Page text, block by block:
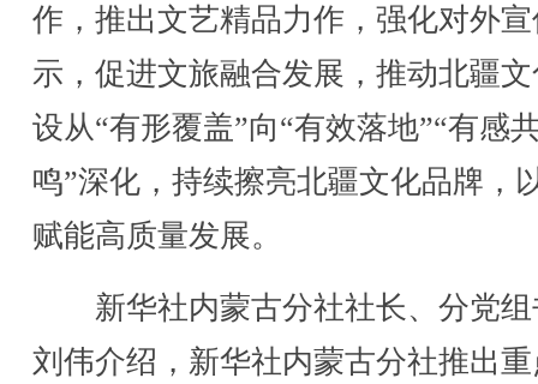
作，推出文艺精品力作，强化对外
示，促进文旅融合发展，推动北疆
设从“有形覆盖”向“有效落地”“有感
鸣”深化，持续擦亮北疆文化品牌，
赋能高质量发展。
新华社内蒙古分社社长、分党组
刘伟介绍，新华社内蒙古分社推出